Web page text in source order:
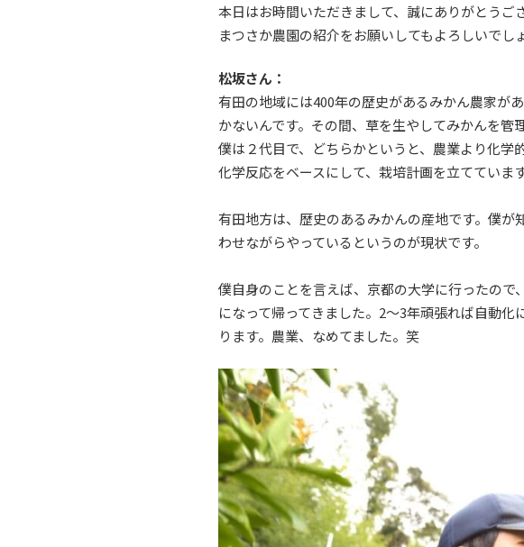
本日はお時間いただきまして、誠にありがとうご
まつさか農園の紹介をお願いしてもよろしいでし
松坂さん：
有田の地域には400年の歴史があるみかん農家が
かないんです。その間、草を生やしてみかんを管
僕は２代目で、どちらかというと、農業より化
化学反応をベースにして、栽培計画を立てています
有田地方は、歴史のあるみかんの産地です。僕
わせながらやっているというのが現状です。
僕自身のことを言えば、京都の大学に行ったの
になって帰ってきました。2～3年頑張れば自動
ります。農業、なめてました。笑